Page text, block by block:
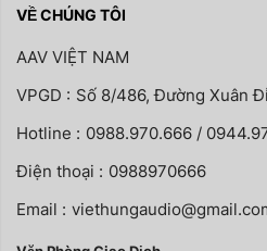
VỀ CHÚNG TÔI
AAV VIỆT NAM
VPGD : Số 8/486, Đường Xuân
Hotline : 0988.970.666 /
Điện thoại : 0988970666
Email :